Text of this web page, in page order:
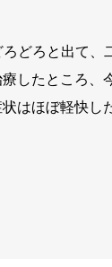
どろと出て、
したところ、
はほぼ軽快し